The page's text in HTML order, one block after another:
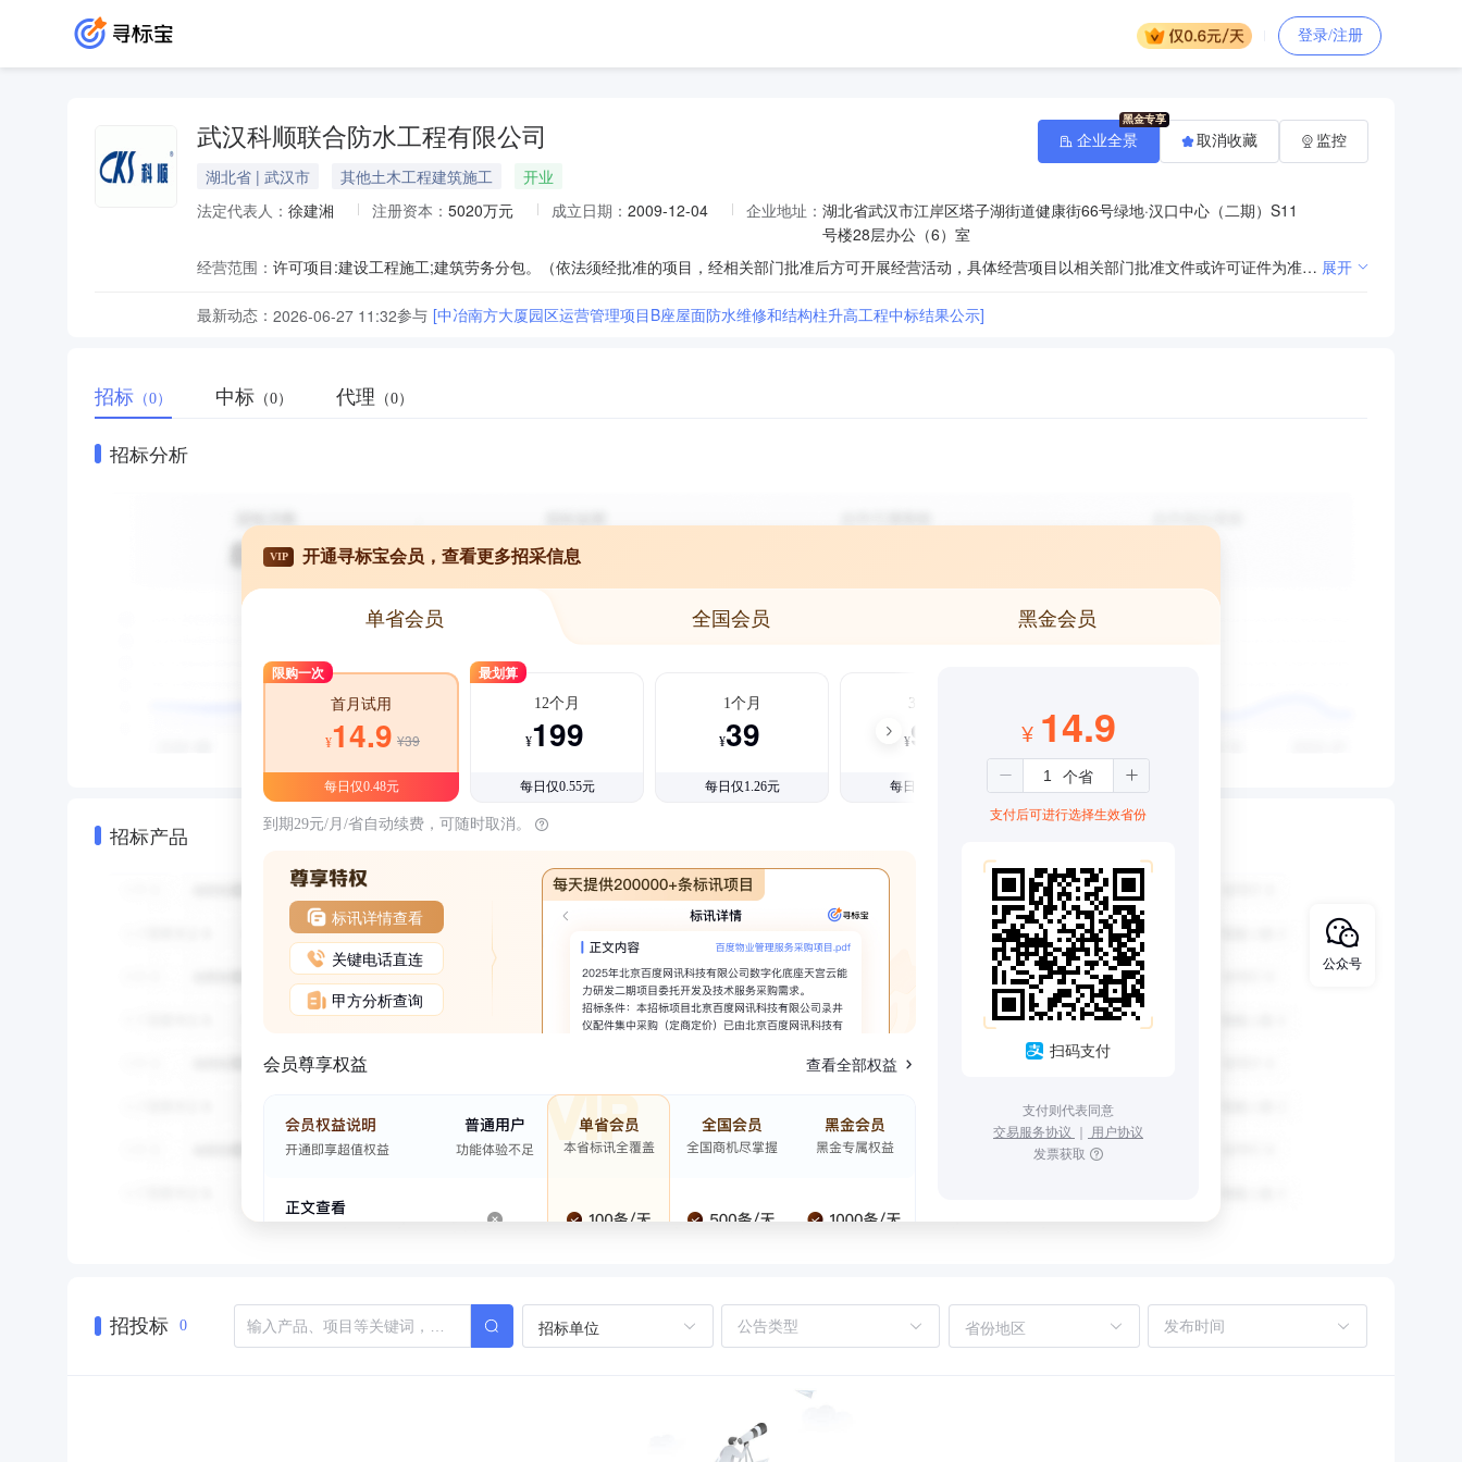
登录/注册
武汉科顺联合防水工程有限公司
湖北省 | 武汉市 其他土木工程建筑施工
开业
法定代表人： 徐建湘 注册资本： 5020万元 成立日期： 2009-12-04 企业地址： 湖北省武汉市江岸区塔子湖街道健康街66号绿地·汉口中心（二期）S11
号楼28层办公（6）室
经营范围：
许可项目:建设工程施工;建筑劳务分包。（依法须经批准的项目，经相关部门批准后方可开展经营活动，具体经营项目以相关部门批准文件或许可证件为准）一般项目:建筑材料销售。（除许可业务外，可自主依法经营法律法规非禁止或限制的项目） 展开
最新动态： 2026-06-27 11:32参与 [中冶南方大厦园区运营管理项目B座屋面防水维修和结构柱升高工程中标结果公示]
企业全景 取消收藏 监控
招标 （0） 中标 （0） 代理 （0）
招标分析
招标产品
VIP 开通寻标宝会员，查看更多招采信息
单省会员 全国会员 黑金会员
限购一次
首月试用
¥14.9 ¥39
每日仅0.48元
最划算
12个月
¥199
每日仅0.55元
1个月
¥39
每日仅1.26元
3个月
¥99
每日仅1.08元
到期29元/月/省自动续费，可随时取消。
标讯详情查看
关键电话直连
甲方分析查询
会员尊享权益 查看全部权益
¥ 14.9
支付后可进行选择生效省份
扫码支付
支付则代表同意
交易服务协议 ｜ 用户协议
发票获取
招投标 0 招标单位 省份地区
公众号